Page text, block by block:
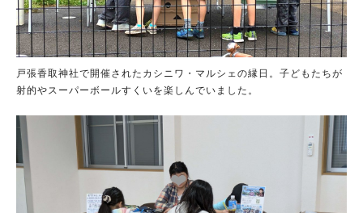
戸張香取神社で開催されたカシニワ・マルシェの縁日。子どもたちが
射的やスーパーボールすくいを楽しんでいました。